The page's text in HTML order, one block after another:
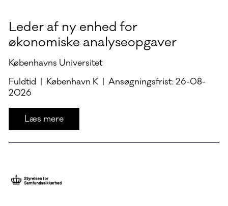
Leder af ny enhed for
økonomiske analyseopgaver
Københavns Universitet
Fuldtid | København K | Ansøgningsfrist: 26-08-
2026
Læs mere